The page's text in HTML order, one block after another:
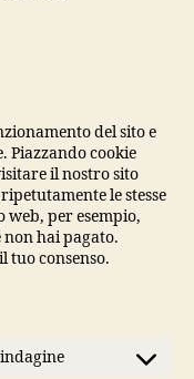
del sito e
Piazzando cookie
il nostro sito
le stesse
per esempio,
hai pagato.
tuo consenso.
Consent